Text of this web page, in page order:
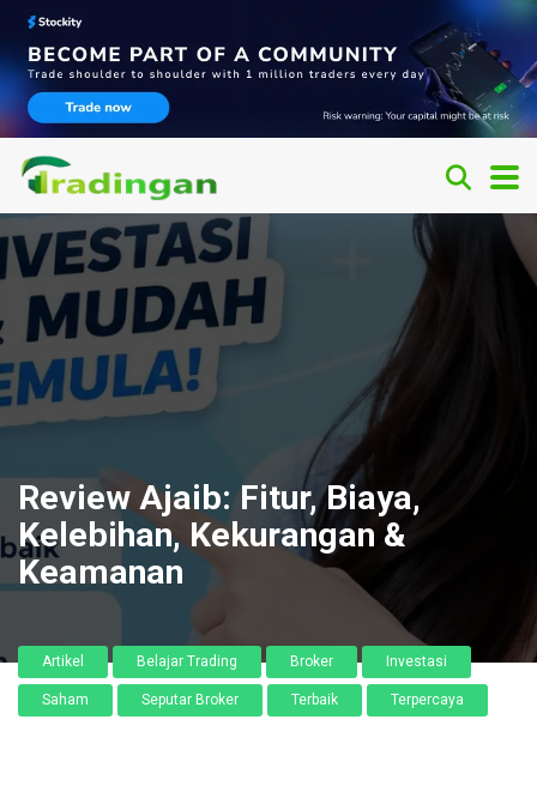
Review Ajaib: Fitur, Biaya,
Kelebihan, Kekurangan &
Keamanan
Artikel Belajar Trading Broker Investasi
Saham Seputar Broker Terbaik Terpercaya